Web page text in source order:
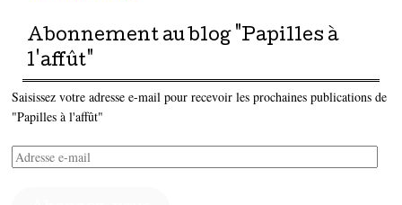
Abonnement au blog "Papilles à
l'affût"
Saisissez votre adresse e-mail pour recevoir les prochaines publications de
"Papilles à l'affût"
Adresse
e-